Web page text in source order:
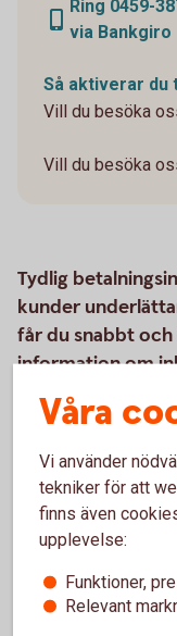
Ring 0459-
via Bankgiro
Så aktiverar du
Vill du besöka
Vill du besöka
Tydlig
kunder
får du snabbt
information om
företagskonto via
Så här
Råd och tips
Pris
Våra
Vi använder
tekniker för att
finns även
upplevelse:
Funktioner,
Relevant